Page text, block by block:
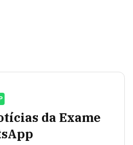
da Exame